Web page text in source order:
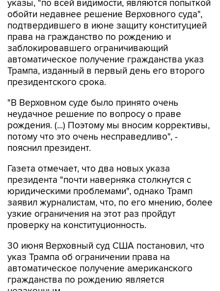
указы, "по всей видимости, являются попыткой
обойти недавнее решение Верховного суда",
подтвердившего в июне защиту конституцией
права на гражданство по рождению и
заблокировавшего ограничивающий
автоматическое получение гражданства указ
Трампа, изданный в первый день его второго
президентского срока.
"В Верховном суде было принято очень
неудачное решение по вопросу о праве
рождения. (...) Поэтому мы вносим коррективы,
потому что это очень несправедливо", -
пояснил президент.
Газета отмечает, что два новых указа
президента "почти наверняка столкнутся с
юридическими проблемами", однако Трамп
заявил журналистам, что, по его мнению, более
узкие ограничения на этот раз пройдут
проверку на конституционность.
30 июня Верховный суд США постановил, что
указ Трампа об ограничении права на
автоматическое получение американского
гражданства по рождению является